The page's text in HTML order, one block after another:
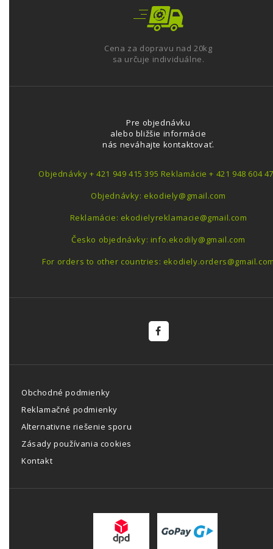
Cena za dopravu nad 20kg
sa určuje individuálne.
Pre objednávku
alebo bližšie informácie
nás neváhajte kontaktovať.
Objednávky + 421 949 415 395 Reklamácie + 421 948 604
Objednávky: ekodiely@gmail.com
Reklamácie: ekodielyreklamacie@gmail.com
Česko objednávky: info.ekodily@gmail.com
For orders to other countries:
Obchodné podmienky
Reklamačné podmienky
Alternativne riešenie sporu
Zásady používania cookies
Kontakt